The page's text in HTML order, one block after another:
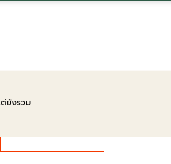
ยังรวม